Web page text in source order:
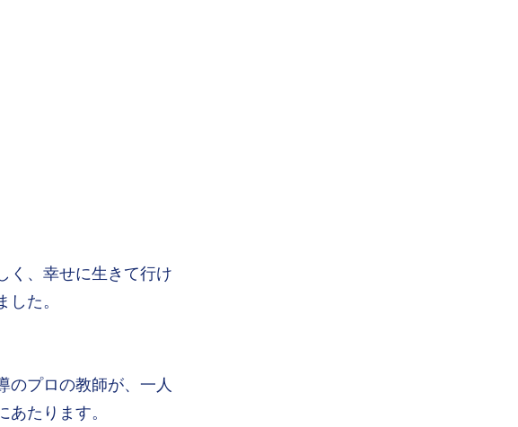
く、幸せに生きて行け
た。
のプロの教師が、一人
たります。